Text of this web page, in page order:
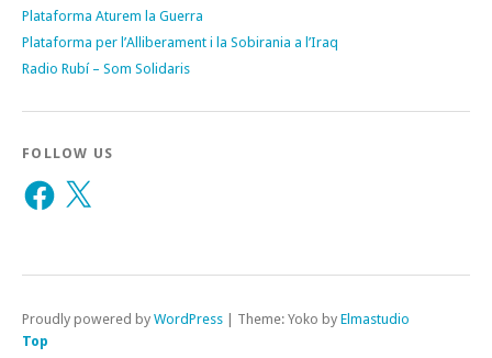
Plataforma Aturem la Guerra
Plataforma per l’Alliberament i la Sobirania a l’Iraq
Radio Rubí – Som Solidaris
FOLLOW US
Facebook
X
Proudly powered by WordPress Theme: Yoko by Elmastudio
Top